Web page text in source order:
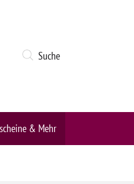
Suche
& Mehr